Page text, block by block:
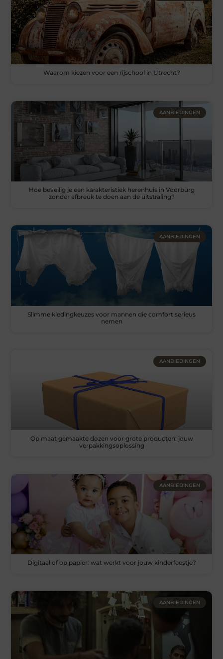
Waarom kiezen voor een rijschool in Utrecht?
AANBIEDINGEN
Hoe beveilig je een karakteristiek herenhuis in Voorburg
zonder afbreuk te doen aan de uitstraling?
AANBIEDINGEN
Slimme kledingkeuzes voor mannen die comfort serieus
nemen
AANBIEDINGEN
Op maat gemaakte dozen voor grote producten: jouw
verpakkingsoplossing
AANBIEDINGEN
Digitaal of op papier: wat werkt voor jouw kinderfeestje?
AANBIEDINGEN